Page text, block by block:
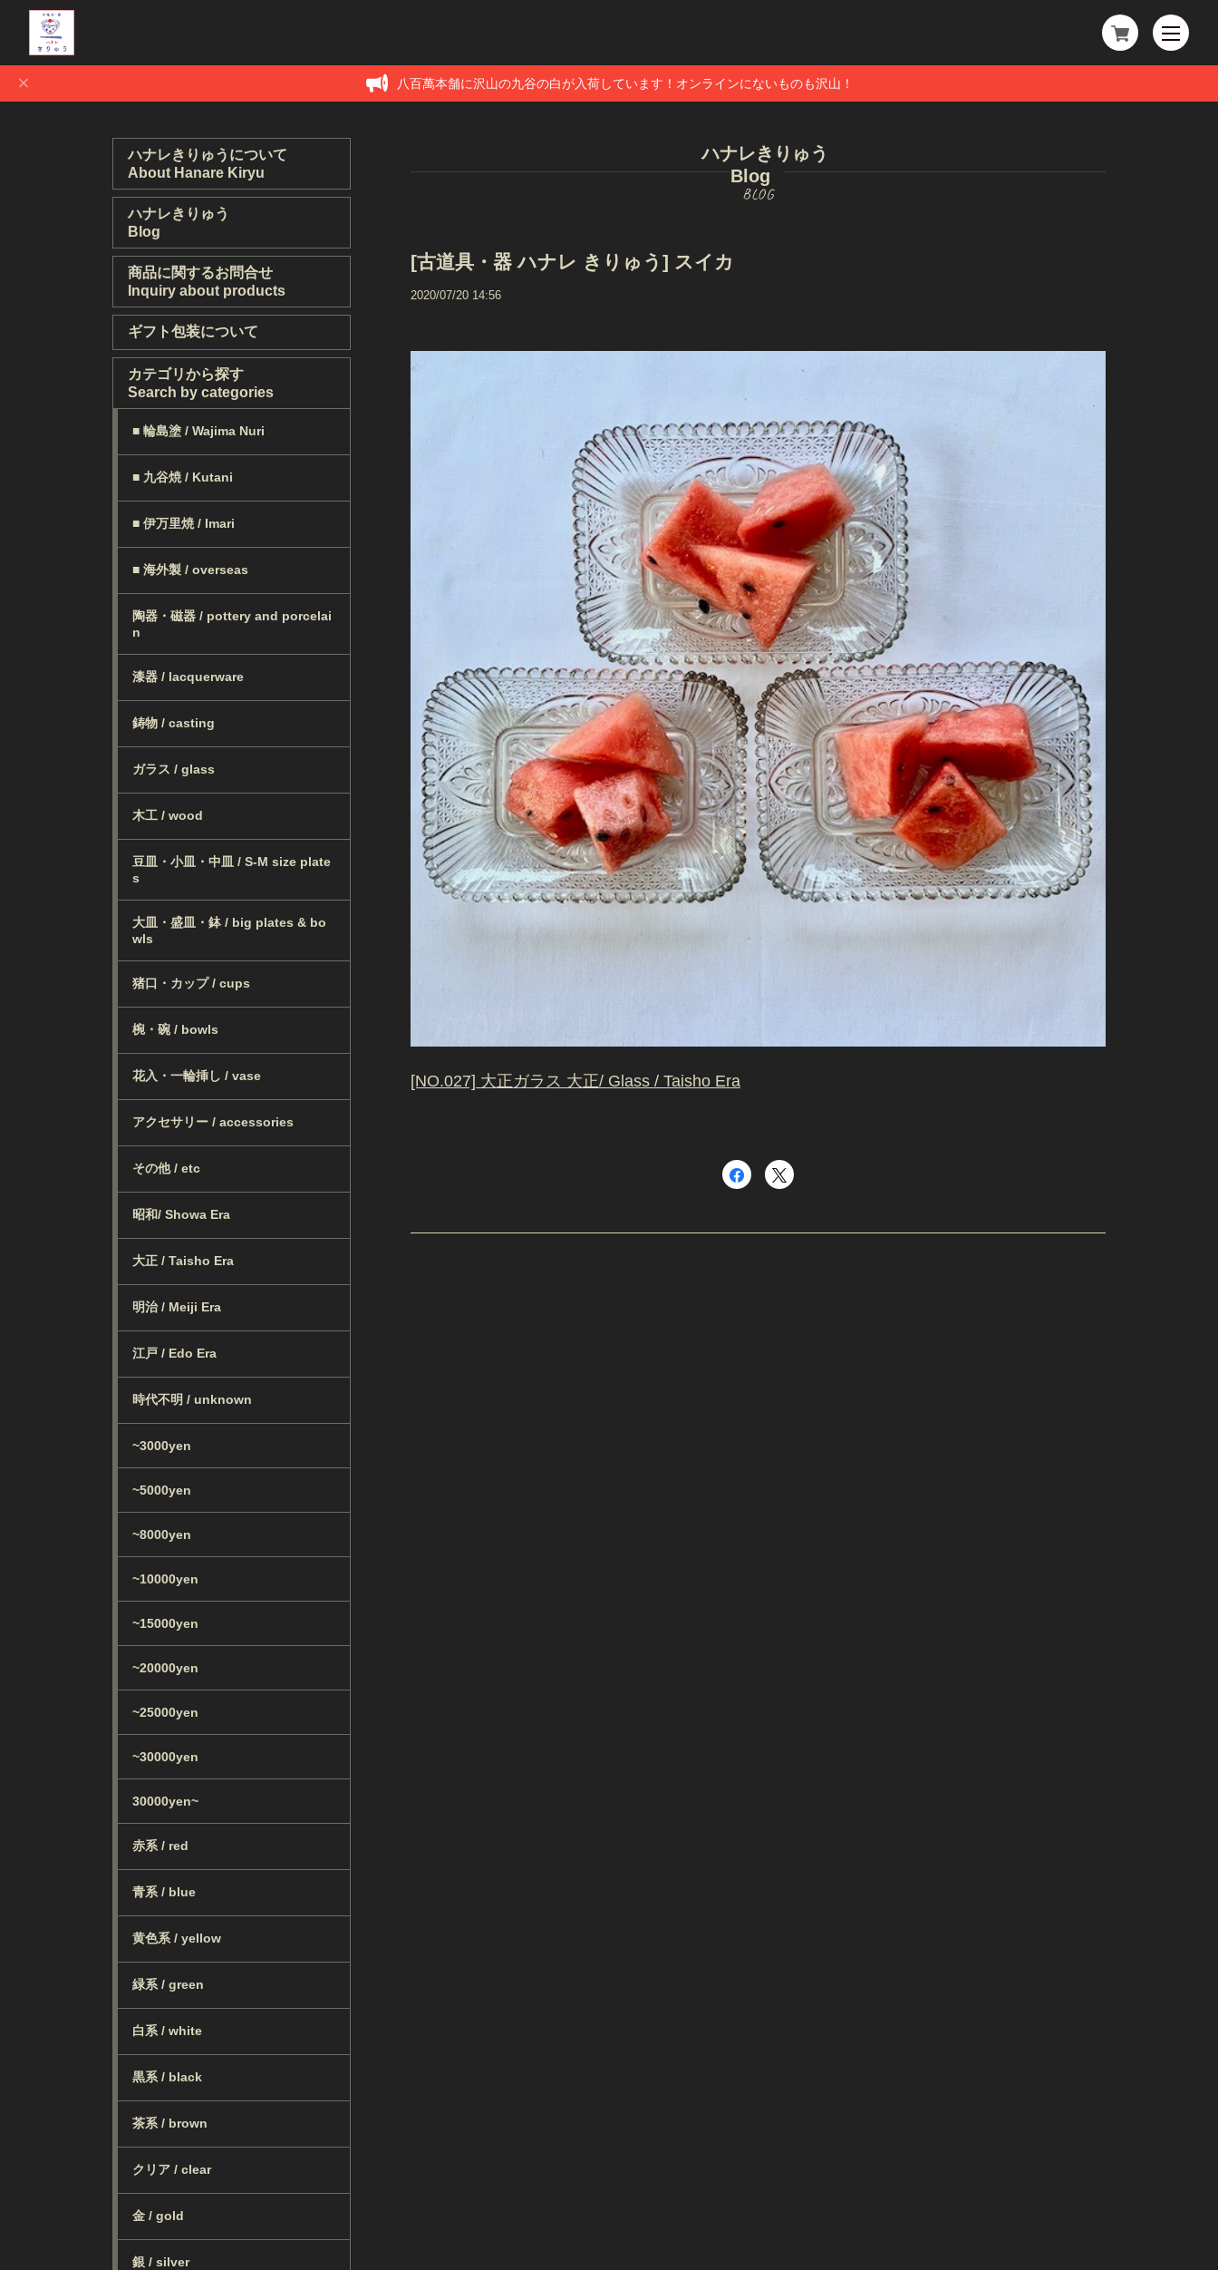
八百萬本舗に沢山の九谷の白が入荷しています！オンラインにないものも沢山！
ハナレきりゅうについて
About Hanare Kiryu
ハナレきりゅう
Blog
商品に関するお問合せ
Inquiry about products
ギフト包装について
カテゴリから探す
Search by categories
■ 輪島塗 / Wajima Nuri
■ 九谷焼 / Kutani
■ 伊万里焼 / Imari
■ 海外製 / overseas
陶器・磁器 / pottery and porcelai
n
漆器 / lacquerware
鋳物 / casting
ガラス / glass
木工 / wood
豆皿・小皿・中皿 / S-M size plate
s
大皿・盛皿・鉢 / big plates & bo
wls
猪口・カップ / cups
椀・碗 / bowls
花入・一輪挿し / vase
アクセサリー / accessories
その他 / etc
昭和/ Showa Era
大正 / Taisho Era
明治 / Meiji Era
江戸 / Edo Era
時代不明 / unknown
~3000yen
~5000yen
~8000yen
~10000yen
~15000yen
~20000yen
~25000yen
~30000yen
30000yen~
赤系 / red
青系 / blue
黄色系 / yellow
緑系 / green
白系 / white
黒系 / black
茶系 / brown
クリア / clear
金 / gold
銀 / silver
ハナレきりゅう
Blog
[古道具・器 ハナレ きりゅう] スイカ
2020/07/20 14:56
[NO.027] 大正ガラス 大正/ Glass / Taisho Era